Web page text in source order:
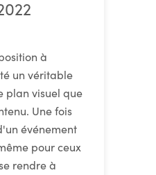
à
un véritable
plan visuel que
Une fois
événement
pour ceux
rendre à